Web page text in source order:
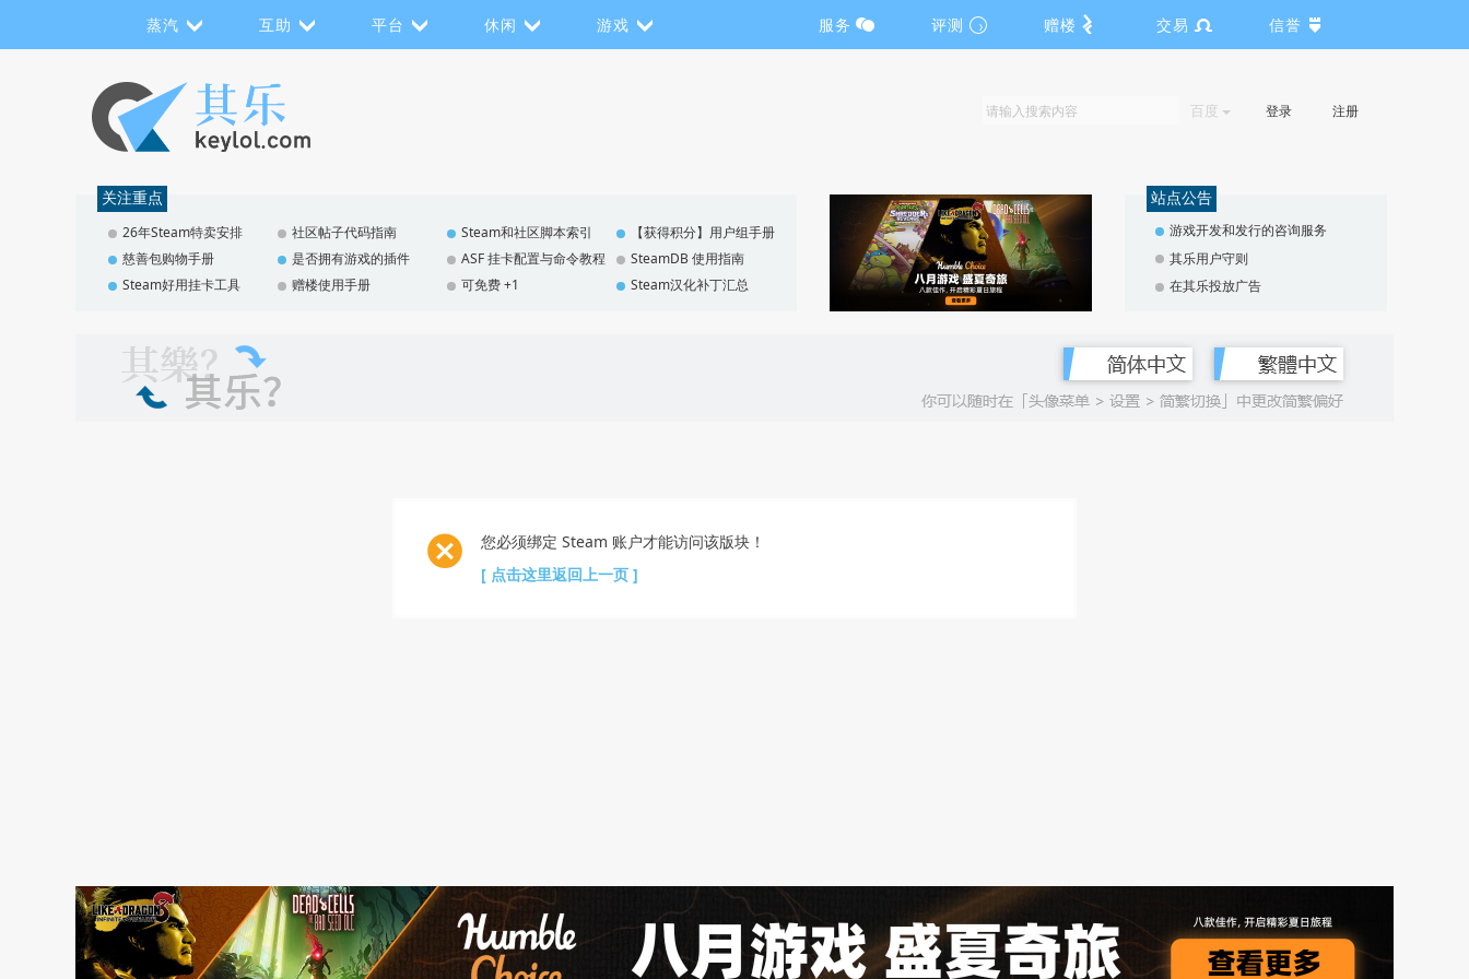
蒸汽 互助 平台 休闲 游戏 服务 评测 赠楼 交易 信誉
百度 登录 注册
关注重点
26年Steam特卖安排 社区帖子代码指南 Steam和社区脚本索引
【获得积分】用户组手册
慈善包购物手册
是否拥有游戏的插件 ASF 挂卡配置与命令教程
SteamDB 使用指南
Steam好用挂卡工具
赠楼使用手册 可免费 +1 Steam汉化补丁汇总
站点公告
游戏开发和发行的咨询服务
其乐用户守则
在其乐投放广告
您必须绑定 Steam 账户才能访问该版块！
[ 点击这里返回上一页 ]